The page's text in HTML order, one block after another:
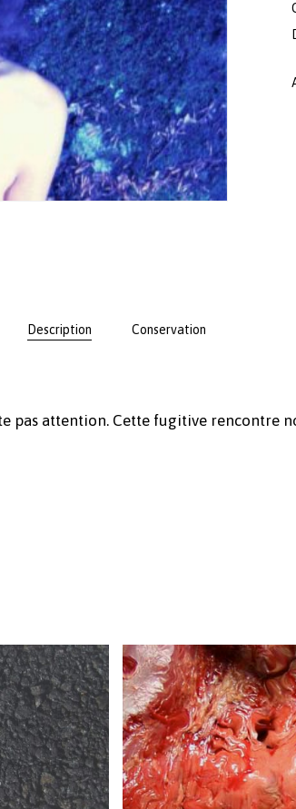
Description Conservation
pas attention. Cette fugitive rencontre